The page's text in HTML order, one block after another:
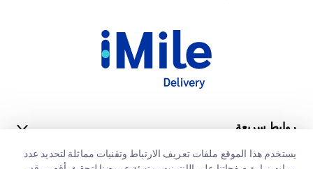
روابط سريعة
مواقع مكاتبنا
الشركات الكبرى
يستخدم هذا الموقع ملفات تعريف الارتباط وتقنيات مماثلة لتحديد عدد